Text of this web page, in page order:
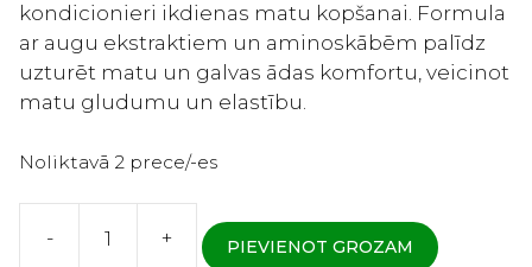
kondicionieri ikdienas matu kopšanai. Formula
ar augu ekstraktiem un aminoskābēm palīdz
uzturēt matu un galvas ādas komfortu, veicinot
matu gludumu un elastību.
Noliktavā 2 prece/-es
-
Reveur
+ PIEVIENOT GROZAM